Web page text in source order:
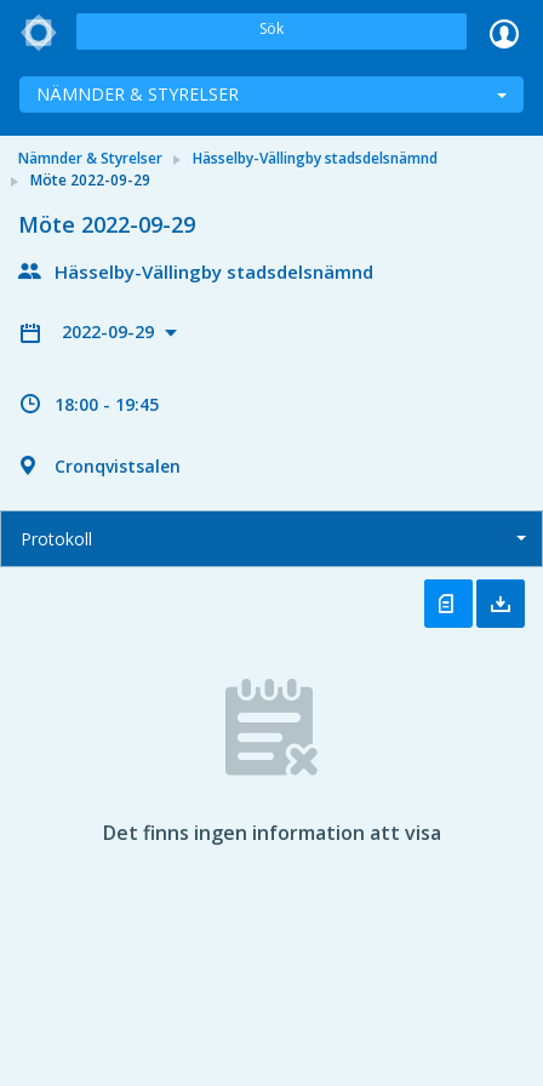
Sök
NÄMNDER & STYRELSER
Nämnder & Styrelser
Hässelby-Vällingby stadsdelsnämnd
Möte 2022-09-29
Möte 2022-09-29
Hässelby-Vällingby stadsdelsnämnd
2022-09-29
18:00 - 19:45
Cronqvistsalen
Protokoll
Det finns ingen information att visa